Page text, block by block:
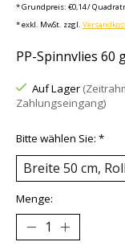
* Grundpreis: €0,14 /
* exkl. MwSt. zzgl.
PP-Spinnvlies 60
Auf Lager
Zahlungseingang)
Bitte wählen Sie: *
Menge: